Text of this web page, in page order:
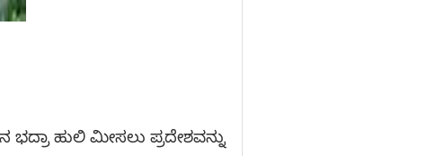
ಹುಲಿ ಮೀಸಲು ಪ್ರದೇಶವನ್ನು